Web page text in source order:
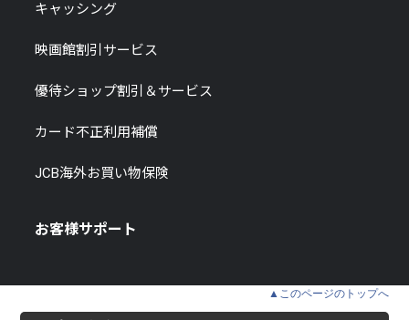
キャッシング
映画館割引サービス
優待ショップ割引＆サービス
カード不正利用補償
JCB海外お買い物保険
お客様サポート
▲このページのトップへ